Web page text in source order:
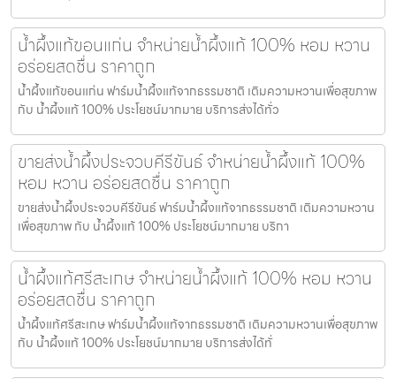
น้ำผึ้งแท้ขอนแก่น จำหน่ายน้ำผึ้งแท้ 100% หอม หวาน
อร่อยสดชื่น ราคาถูก
น้ำผึ้งแท้ขอนแก่น ฟาร์มน้ำผึ้งแท้จากธรรมชาติ เติมความหวานเพื่อสุขภาพ
กับ น้ำผึ้งแท้ 100% ประโยชน์มากมาย บริการส่งได้ทั่ว
ขายส่งน้ำผึ้งประจวบคีรีขันธ์ จำหน่ายน้ำผึ้งแท้ 100%
หอม หวาน อร่อยสดชื่น ราคาถูก
ขายส่งน้ำผึ้งประจวบคีรีขันธ์ ฟาร์มน้ำผึ้งแท้จากธรรมชาติ เติมความหวาน
เพื่อสุขภาพ กับ น้ำผึ้งแท้ 100% ประโยชน์มากมาย บริกา
น้ำผึ้งแท้ศรีสะเกษ จำหน่ายน้ำผึ้งแท้ 100% หอม หวาน
อร่อยสดชื่น ราคาถูก
น้ำผึ้งแท้ศรีสะเกษ ฟาร์มน้ำผึ้งแท้จากธรรมชาติ เติมความหวานเพื่อสุขภาพ
กับ น้ำผึ้งแท้ 100% ประโยชน์มากมาย บริการส่งได้ทั่